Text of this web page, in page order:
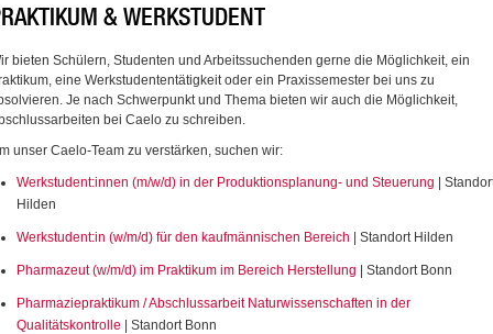
& WERKSTUDENT
bieten Schülern, Studenten und Arbeitssuchenden gerne die Möglichkeit, ein
eine Werkstudententätigkeit oder ein Praxissemester bei uns zu
Je nach Schwerpunkt und Thema bieten wir auch die Möglichkeit,
bei Caelo zu schreiben.
unser Caelo-Team zu verstärken, suchen wir:
Werkstudent:innen (m/w/d) in der Produktionsplanung- und Steuerung |
Hilden
Werkstudent:in (w/m/d) für den kaufmännischen Bereich | Standort Hilden
Pharmazeut (w/m/d) im Praktikum im Bereich Herstellung | Standort Bonn
Pharmaziepraktikum / Abschlussarbeit Naturwissenschaften in der
Qualitätskontrolle | Standort Bonn